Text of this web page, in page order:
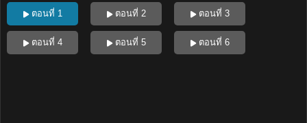
ตอนที่ 1 ตอนที่ 2 ตอนที่ 3
ตอนที่ 4 ตอนที่ 5 ตอนที่ 6